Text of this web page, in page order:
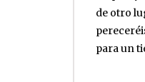
de otro
para un